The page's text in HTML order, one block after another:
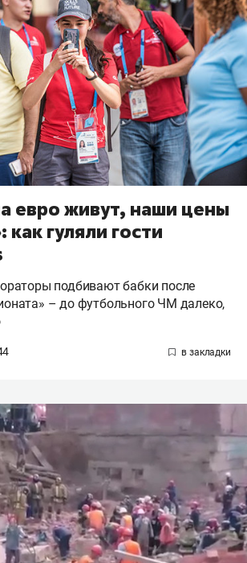
евро живут, наши цены
как гуляли гости
подбивают бабки после
– до футбольного ЧМ далеко,